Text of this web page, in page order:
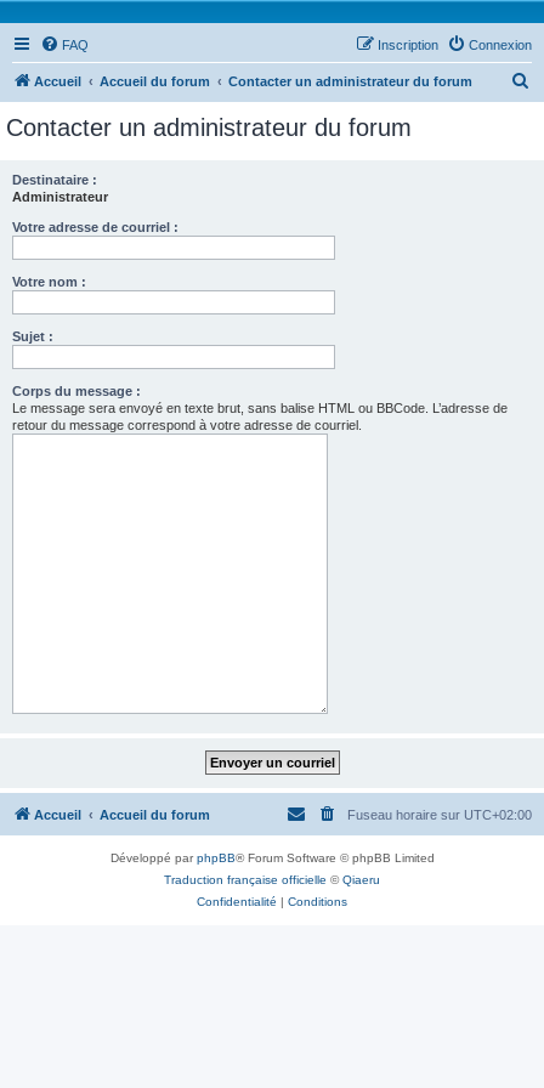
FAQ Connexion
Inscription
Accueil Accueil du forum Contacter un administrateur du forum
Contacter un administrateur du forum
Destinataire :
Administrateur
Votre adresse de courriel :
Votre nom :
Sujet :
Corps du message :
Le message sera envoyé en texte brut, sans balise HTML ou BBCode. L’adresse de
retour du message correspond à votre adresse de courriel.
Accueil Accueil du forum Fuseau horaire sur UTC+02:00
Développé parphpBB® Forum Software © phpBB Limited
Traduction française officielle ©Qiaeru
Confidentialité | Conditions